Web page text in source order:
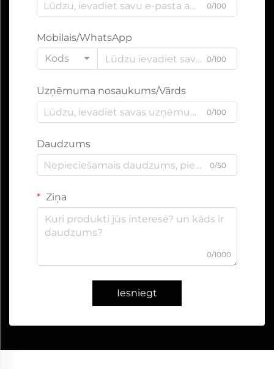
0/100
Mobilais/WhatsApp
Kods
0/100
Uzņēmuma nosaukums/Vārds
0/100
Daudzums
0/50
Ziņa
0/1000
Iesniegt